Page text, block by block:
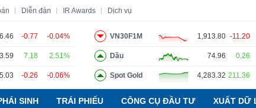
Diễn đàn IR Awards Dịch vụ
-0.77 -0.04%
7.18 2.51%
-0.26 -0.06%
VN30F1M 1,913.80 -11.20
Dầu 74.96 0.26
Spot Gold 4,283.32 211.36
SINH TRÁI PHIẾU CÔNG CỤ ĐẦU TƯ XUẤT DỮ
Báo cáo phân tích Thuật ngữ